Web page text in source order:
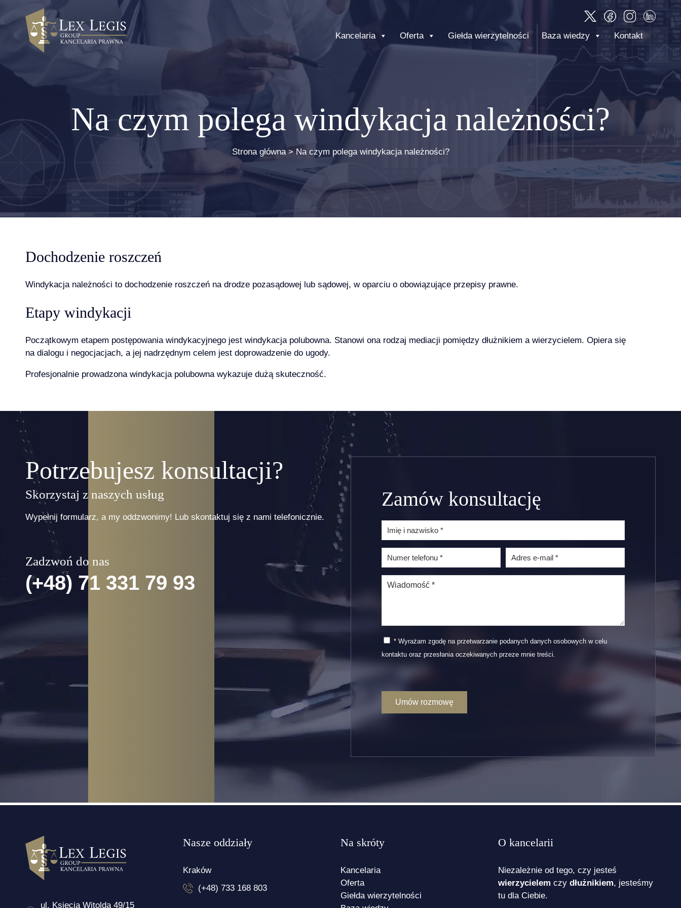
Kancelaria Oferta Giełda wierzytelności Baza wiedzy Kontakt
Na czym polega windykacja należności?
Strona główna> Na czym polega windykacja należności?
Dochodzenie roszczeń
Windykacja należności to dochodzenie roszczeń na drodze pozasądowej lub sądowej, w oparciu o obowiązujące przepisy prawne.
Etapy windykacji
Początkowym etapem postępowania windykacyjnego jest windykacja polubowna. Stanowi ona rodzaj mediacji pomiędzy dłużnikiem a wierzycielem. Opiera się
na dialogu i negocjacjach, a jej nadrzędnym celem jest doprowadzenie do ugody.
Profesjonalnie prowadzona windykacja polubowna wykazuje dużą skuteczność.
Potrzebujesz konsultacji?
Skorzystaj z naszych usług
Wypełnij formularz, a my oddzwonimy! Lub skontaktuj się z nami telefonicznie.
Zadzwoń do nas
(+48) 71 331 79 93
Zamów konsultację
* Wyrażam zgodę na przetwarzanie podanych danych osobowych w celu
kontaktu oraz przesłania oczekiwanych przeze mnie treści.
ul. Księcia Witolda 49/15
Nasze oddziały
Kraków
(+48) 733 168 803
Na skróty
Kancelaria
Oferta
Giełda wierzytelności
O kancelarii
Niezależnie od tego, czy jesteś
wierzycielem czy dłużnikiem, jesteśmy
tu dla Ciebie.